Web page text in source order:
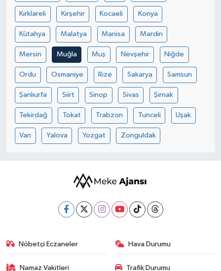
Kırklareli Kırşehir Kocaeli Konya
Kütahya Malatya Manisa Mardin
Mersin Muğla Muş Nevşehir Niğde
Ordu Osmaniye Rize Sakarya Samsun
Şanlıurfa Siirt Sinop Sivas Şırnak
Tekirdağ Tokat Trabzon Tunceli Uşak
Van Yalova Yozgat Zonguldak
Nöbetçi Eczaneler Hava Durumu
Namaz Vakitleri Trafik Durumu